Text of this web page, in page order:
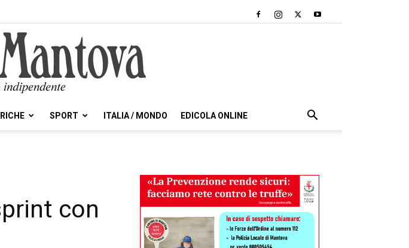
Voce
SPORT ITALIA / MONDO EDICOLA ONLINE
con